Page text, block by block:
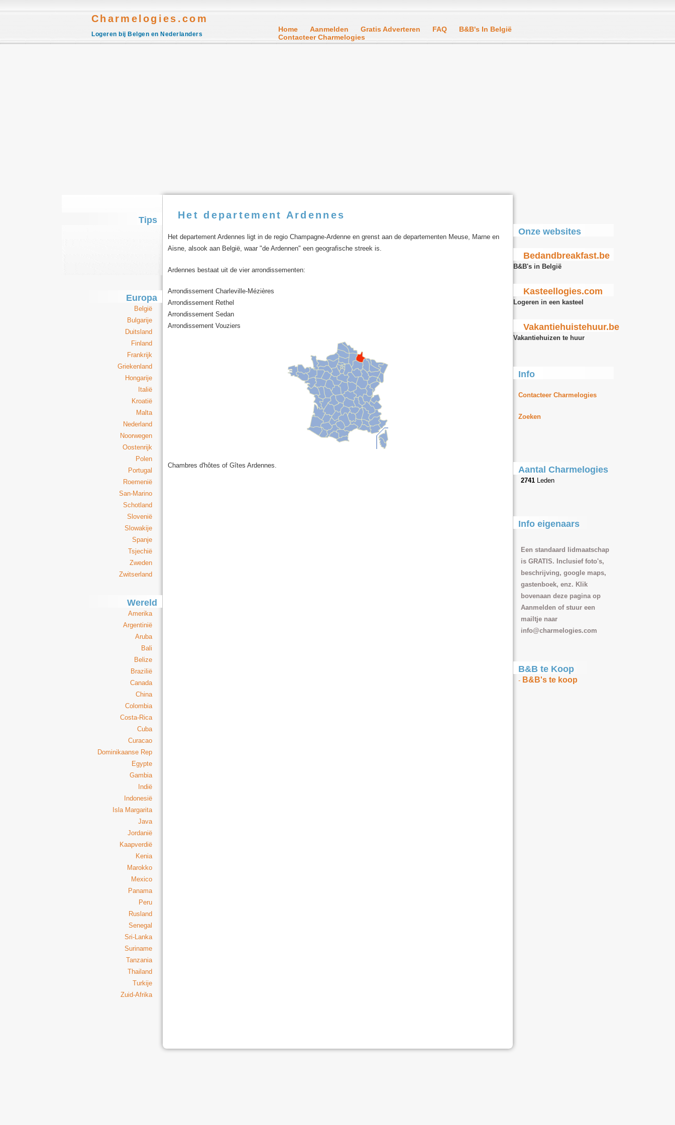
Charmelogies.com
Logeren bij Belgen en Nederlanders
Home Aanmelden Gratis Adverteren FAQ
B&B's In België
Contacteer Charmelogies
Tips
Europa
België
Bulgarije
Duitsland
Finland
Frankrijk
Griekenland
Hongarije
Italië
Kroatië
Malta
Nederland
Noorwegen
Oostenrijk
Polen
Portugal
Roemenië
San-Marino
Schotland
Slovenië
Slowakije
Spanje
Tsjechië
Zweden
Zwitserland
Wereld
Amerika
Argentinië
Aruba
Bali
Belize
Brazilië
Canada
China
Colombia
Costa-Rica
Cuba
Curacao
Dominikaanse Rep
Egypte
Gambia
Indië
Indonesië
Isla Margarita
Java
Jordanië
Kaapverdië
Kenia
Marokko
Mexico
Panama
Peru
Rusland
Senegal
Sri-Lanka
Suriname
Tanzania
Thailand
Turkije
Zuid-Afrika
Het departement Ardennes
Het departement Ardennes ligt in de regio Champagne-Ardenne en grenst aan de departementen Meuse, Marne en
Aisne, alsook aan België, waar "de Ardennen" een geografische streek is.
Ardennes bestaat uit de vier arrondissementen:
Arrondissement Charleville-Mézières
Arrondissement Rethel
Arrondissement Sedan
Arrondissement Vouziers
Chambres d'hôtes of Gîtes Ardennes.
Onze websites
Bedandbreakfast.be
B&B's in België
Kasteellogies.com
Logeren in een kasteel
Vakantiehuistehuur.be
Vakantiehuizen te huur
Info
Contacteer Charmelogies
Zoeken
Aantal Charmelogies
2741 Leden
Info eigenaars
Een standaard lidmaatschap
is GRATIS. Inclusief foto's,
beschrijving, google maps,
gastenboek, enz. Klik
bovenaan deze pagina op
Aanmelden of stuur een
mailtje naar
info@charmelogies.com
B&B te Koop
- B&B's te koop